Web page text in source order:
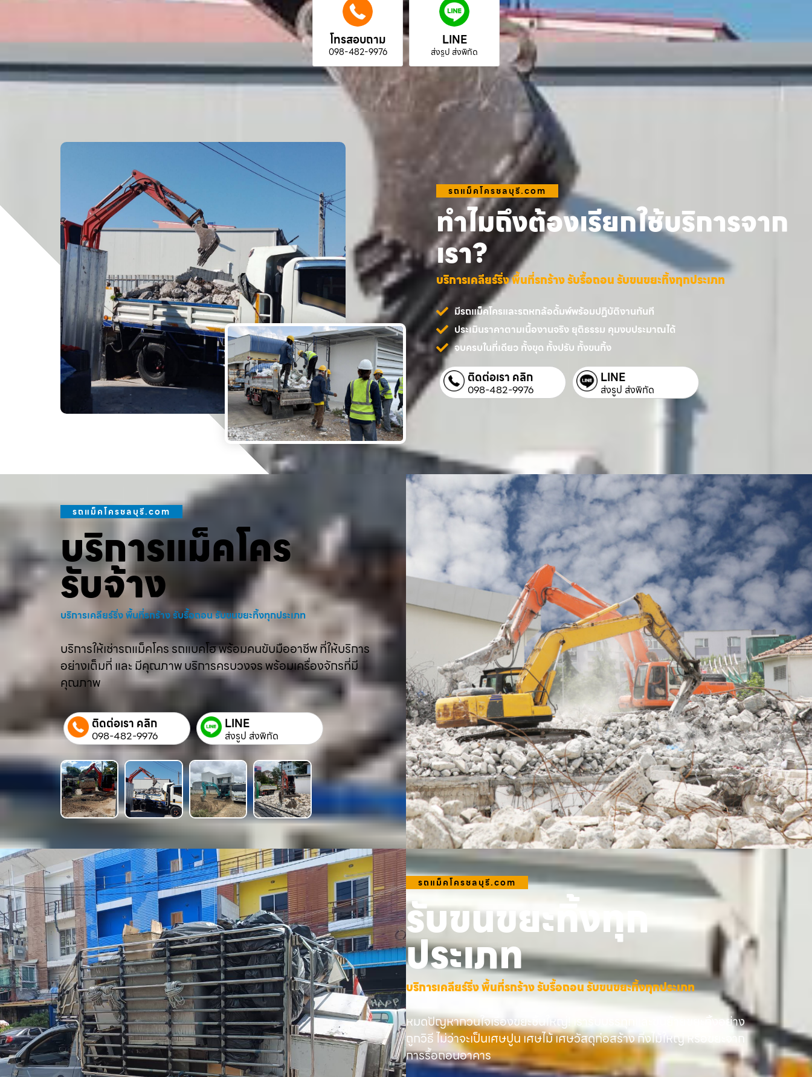
โทรสอบถาม
098-482-9976
LINE
ส่งรูป ส่งพิกัด
รถแม็คโครชลบุรี.com
ทำไมถึงต้องเรียกใช้บริการจาก
เรา?
บริการเคลียร์ริ่ง พื้นที่รกร้าง รับรื้อถอน รับขนขยะทิ้งทุกประเภท
มีรถแม็คโครและรถหกล้อดั้มพ์พร้อมปฏิบัติงานทันที
ประเมินราคาตามเนื้องานจริง ยุติธรรม คุมงบประมาณได้
จบครบในที่เดียว ทั้งขุด ทั้งปรับ ทั้งขนทิ้ง
ติดต่อเรา คลิก
098-482-9976
LINE
ส่งรูป ส่งพิกัด
รถแม็คโครชลบุรี.com
บริการแม็คโคร
รับจ้าง
บริการเคลียร์ริ่ง พื้นที่รกร้าง รับรื้อถอน รับขนขยะทิ้งทุกประเภท
บริการให้เช่ารถแม็คโคร รถแบคโฮ พร้อมคนขับมืออาชีพ ที่ให้บริการ
อย่างเต็มที่ และ มีคุณภาพ บริการครบวงจร พร้อมเครื่องจักรที่มี
คุณภาพ
ติดต่อเรา คลิก
098-482-9976
LINE
ส่งรูป ส่งพิกัด
รถแม็คโครชลบุรี.com
รับขนขยะทิ้งทุก
ประเภท
บริการเคลียร์ริ่ง พื้นที่รกร้าง รับรื้อถอน รับขนขยะทิ้งทุกประเภท
หมดปัญหากวนใจเรื่องขยะชิ้นใหญ่! เรารับบรรทุกและขนย้ายขยะทิ้งอย่าง
ถูกวิธี ไม่ว่าจะเป็นเศษปูน เศษไม้ เศษวัสดุก่อสร้าง กิ่งไม้ใหญ่ หรือขยะจาก
การรื้อถอนอาคาร